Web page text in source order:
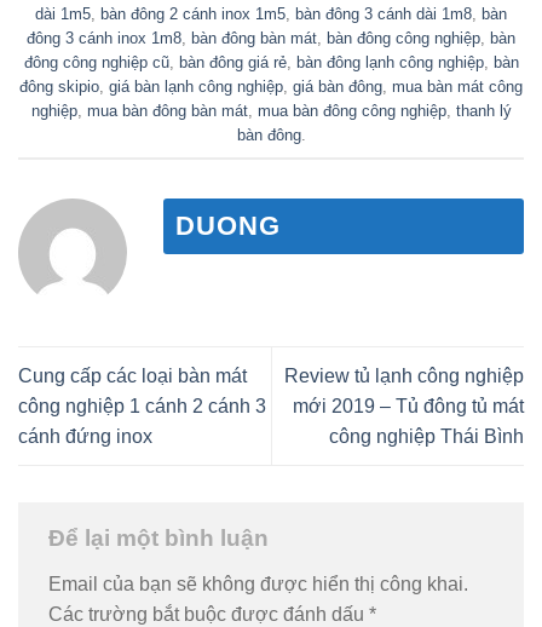
dài 1m5, bàn đông 2 cánh inox 1m5, bàn đông 3 cánh dài 1m8, bàn
đông 3 cánh inox 1m8, bàn đông bàn mát, bàn đông công nghiệp, bàn
đông công nghiệp cũ, bàn đông giá rẻ, bàn đông lạnh công nghiệp, bàn
đông skipio, giá bàn lạnh công nghiệp, giá bàn đông, mua bàn mát công
nghiệp, mua bàn đông bàn mát, mua bàn đông công nghiệp, thanh lý
bàn đông.
DUONG
Cung cấp các loại bàn mát
công nghiệp 1 cánh 2 cánh 3
cánh đứng inox
Review tủ lạnh công nghiệp
mới 2019 – Tủ đông tủ mát
công nghiệp Thái Bình
Để lại một bình luận
Email của bạn sẽ không được hiển thị công khai.
Các trường bắt buộc được đánh dấu *